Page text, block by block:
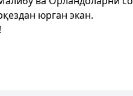
юрган экан.